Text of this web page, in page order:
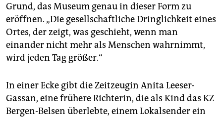
Grund, das Museum genau in dieser Form zu
eröffnen. „Die gesellschaftliche Dringlichkeit eines
Ortes, der zeigt, was geschieht, wenn man
einander nicht mehr als Menschen wahrnimmt,
wird jeden Tag größer.“
In einer Ecke gibt die Zeitzeugin Anita Leeser-
Gassan, eine frühere Richterin, die als Kind das KZ
Bergen-Belsen überlebte, einem Lokalsender ein